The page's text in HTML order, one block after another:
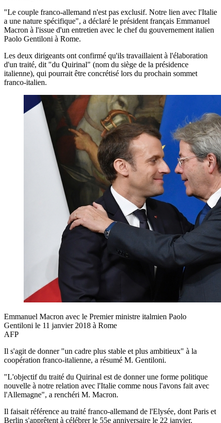
"Le couple franco-allemand n'est pas exclusif. Notre lien avec l'Italie
a une nature spécifique", a déclaré le président français Emmanuel
Macron à l'issue d'un entretien avec le chef du gouvernement italien
Paolo Gentiloni à Rome.
Les deux dirigeants ont confirmé qu'ils travaillaient à l'élaboration
d'un traité, dit "du Quirinal" (nom du siège de la présidence
italienne), qui pourrait être concrétisé lors du prochain sommet
franco-italien.
Emmanuel Macron avec le Premier ministre italmien Paolo
Gentiloni le 11 janvier 2018 à Rome
AFP
Il s'agit de donner "un cadre plus stable et plus ambitieux" à la
coopération franco-italienne, a résumé M. Gentiloni.
"L'objectif du traité du Quirinal est de donner une forme politique
nouvelle à notre relation avec l'Italie comme nous l'avons fait avec
l'Allemagne", a renchéri M. Macron.
Il faisait référence au traité franco-allemand de l'Elysée, dont Paris et
Berlin s'apprêtent à célébrer le 55e anniversaire le 22 janvier.